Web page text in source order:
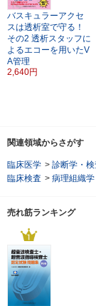
バスキュラーアクセ
スは透析室で守る！
その2 透析スタッフに
よるエコーを用いたV
A管理
2,640円
関連領域からさがす
臨床医学 > 診断学・
臨床検査 > 病理組織
売れ筋ランキング